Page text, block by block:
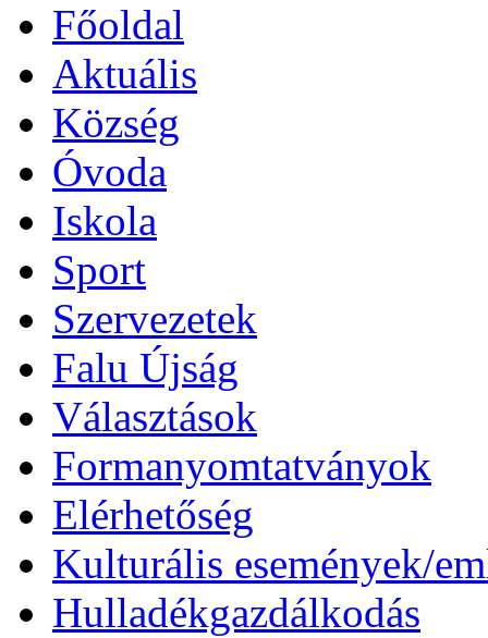
Főoldal
Aktuális
Község
Óvoda
Iskola
Sport
Szervezetek
Falu Újság
Választások
Formanyomtatványok
Elérhetőség
Kulturális események/
Hulladékgazdálkodás